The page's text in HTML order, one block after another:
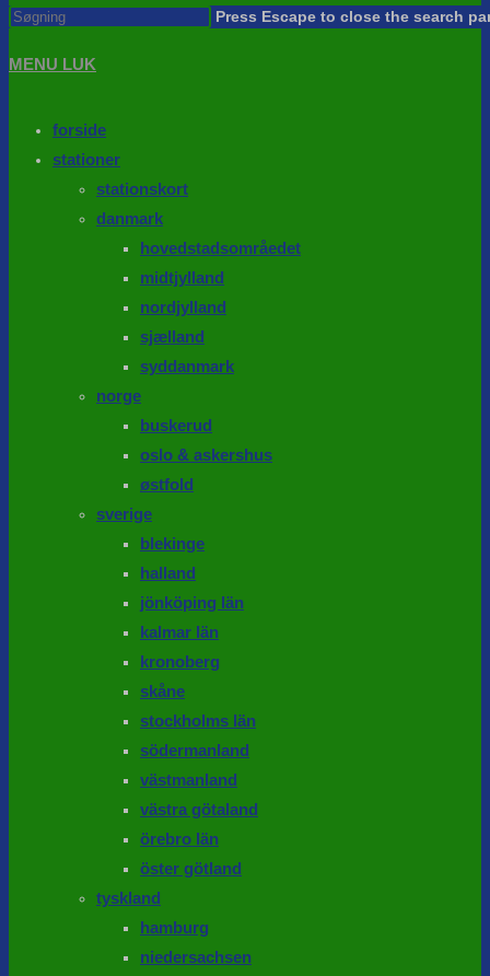
Press Escape to close the search
MENU LUK
forside
stationer
stationskort
danmark
hovedstadsområedet
midtjylland
nordjylland
sjælland
syddanmark
norge
buskerud
oslo & askershus
østfold
sverige
blekinge
halland
jönköping län
kalmar län
kronoberg
skåne
stockholms län
södermanland
västmanland
västra götaland
örebro län
öster götland
tyskland
hamburg
niedersachsen